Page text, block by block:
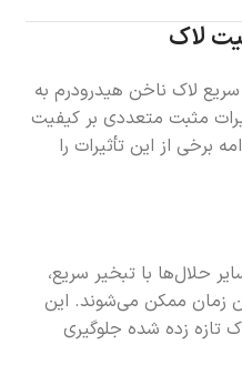
لاک
لاک ناخن هیدرودرم به
مثبت متعددی بر کیفیت
برخی از این تأثیرات را
حلال‌ها با تبخیر سریع،
ممکن می‌شوند. این
تازه زده شده جلوگیری